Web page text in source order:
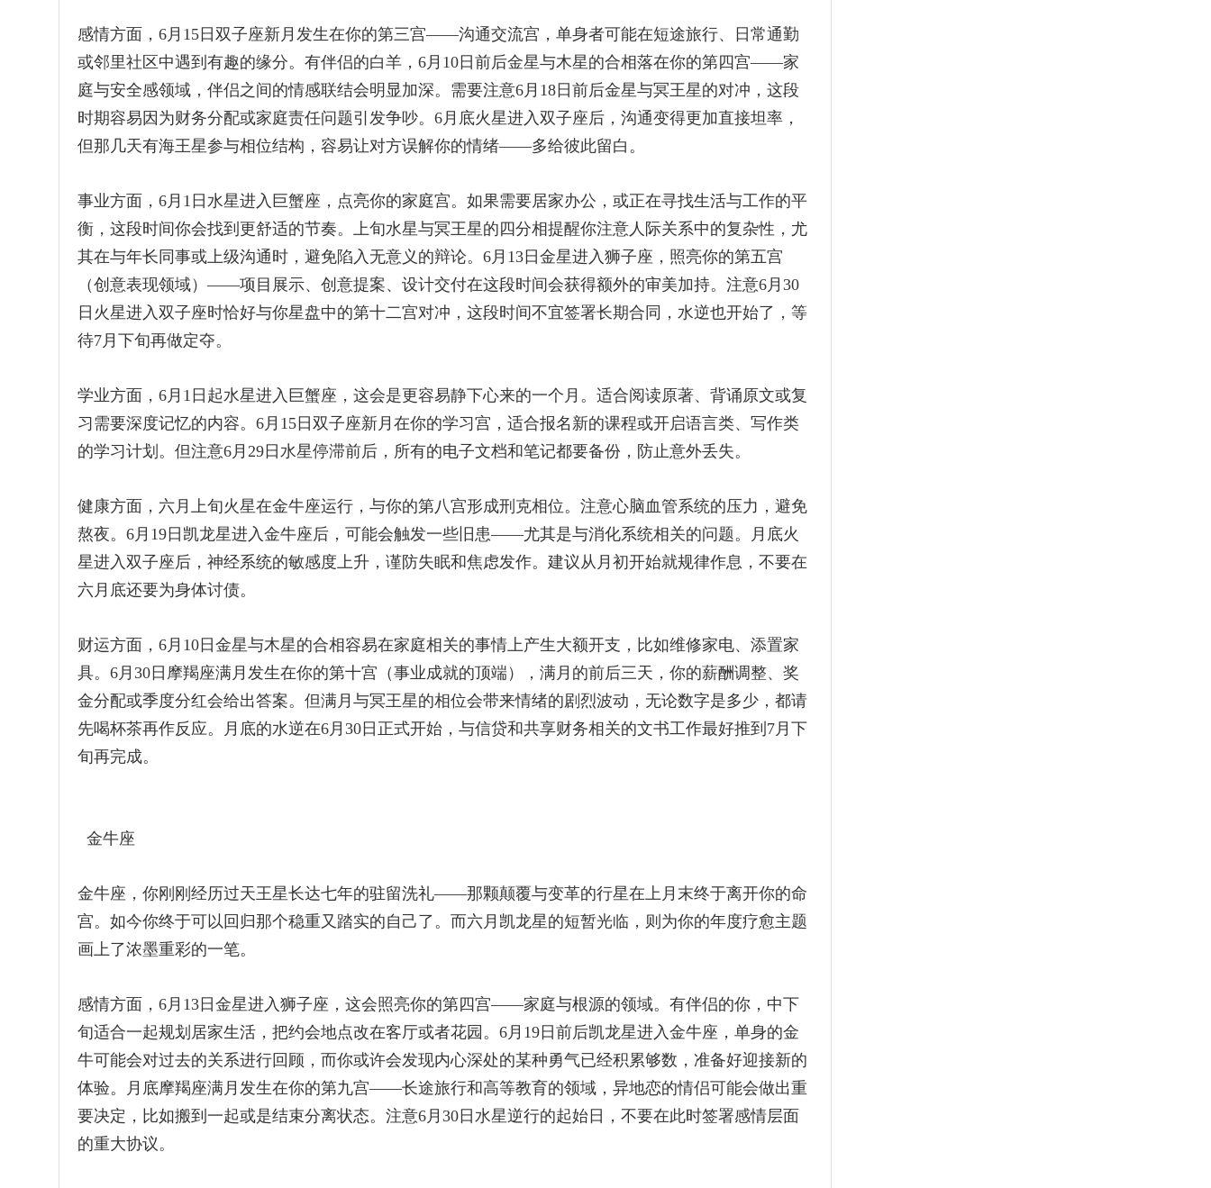
感情方面，6月15日双子座新月发生在你的第三宫——沟通交流宫，单身者可能在短途旅行、日常通勤
或邻里社区中遇到有趣的缘分。有伴侣的白羊，6月10日前后金星与木星的合相落在你的第四宫——家
庭与安全感领域，伴侣之间的情感联结会明显加深。需要注意6月18日前后金星与冥王星的对冲，这段
时期容易因为财务分配或家庭责任问题引发争吵。6月底火星进入双子座后，沟通变得更加直接坦率，
但那几天有海王星参与相位结构，容易让对方误解你的情绪——多给彼此留白。
事业方面，6月1日水星进入巨蟹座，点亮你的家庭宫。如果需要居家办公，或正在寻找生活与工作的平
衡，这段时间你会找到更舒适的节奏。上旬水星与冥王星的四分相提醒你注意人际关系中的复杂性，尤
其在与年长同事或上级沟通时，避免陷入无意义的辩论。6月13日金星进入狮子座，照亮你的第五宫
（创意表现领域）——项目展示、创意提案、设计交付在这段时间会获得额外的审美加持。注意6月30
日火星进入双子座时恰好与你星盘中的第十二宫对冲，这段时间不宜签署长期合同，水逆也开始了，等
待7月下旬再做定夺。
学业方面，6月1日起水星进入巨蟹座，这会是更容易静下心来的一个月。适合阅读原著、背诵原文或复
习需要深度记忆的内容。6月15日双子座新月在你的学习宫，适合报名新的课程或开启语言类、写作类
的学习计划。但注意6月29日水星停滞前后，所有的电子文档和笔记都要备份，防止意外丢失。
健康方面，六月上旬火星在金牛座运行，与你的第八宫形成刑克相位。注意心脑血管系统的压力，避免
熬夜。6月19日凯龙星进入金牛座后，可能会触发一些旧患——尤其是与消化系统相关的问题。月底火
星进入双子座后，神经系统的敏感度上升，谨防失眠和焦虑发作。建议从月初开始就规律作息，不要在
六月底还要为身体讨债。
财运方面，6月10日金星与木星的合相容易在家庭相关的事情上产生大额开支，比如维修家电、添置家
具。6月30日摩羯座满月发生在你的第十宫（事业成就的顶端），满月的前后三天，你的薪酬调整、奖
金分配或季度分红会给出答案。但满月与冥王星的相位会带来情绪的剧烈波动，无论数字是多少，都请
先喝杯茶再作反应。月底的水逆在6月30日正式开始，与信贷和共享财务相关的文书工作最好推到7月下
旬再完成。
金牛座
金牛座，你刚刚经历过天王星长达七年的驻留洗礼——那颗颠覆与变革的行星在上月末终于离开你的命
宫。如今你终于可以回归那个稳重又踏实的自己了。而六月凯龙星的短暂光临，则为你的年度疗愈主题
画上了浓墨重彩的一笔。
感情方面，6月13日金星进入狮子座，这会照亮你的第四宫——家庭与根源的领域。有伴侣的你，中下
旬适合一起规划居家生活，把约会地点改在客厅或者花园。6月19日前后凯龙星进入金牛座，单身的金
牛可能会对过去的关系进行回顾，而你或许会发现内心深处的某种勇气已经积累够数，准备好迎接新的
体验。月底摩羯座满月发生在你的第九宫——长途旅行和高等教育的领域，异地恋的情侣可能会做出重
要决定，比如搬到一起或是结束分离状态。注意6月30日水星逆行的起始日，不要在此时签署感情层面
的重大协议。